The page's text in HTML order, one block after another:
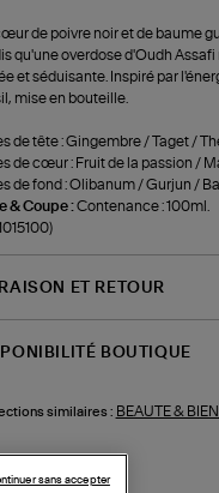
de poivre noir et de baume
qu'une overdose d'Oudh
et séduisante. Inspiré par
mise en bouteille.
de tête : Gingembre / Taget /
de cœur : Fruit de la passion /
de fond : Olibanum / Gurjun /
& Coupe :Contenance : 100ml.
ET RETOUR
BOUTIQUE
similaires : BEAUTE &
sans accepter